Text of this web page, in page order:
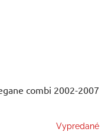
combi 2002-2007
Vypredané